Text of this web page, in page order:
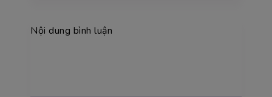
Nội dung bình luận